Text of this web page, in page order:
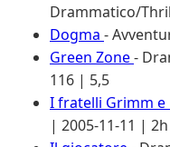
Drammatico/
Dogma -
Green Zone-
116 | 5,5
I fratelli Grimm
| 2005-11-11 |